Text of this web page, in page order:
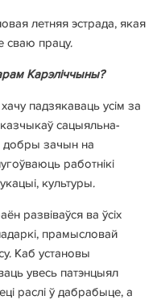
летняя эстрада, якая
сваю працу.
Карэліччыны?
падзякаваць усім за
сацыяльна-
добры зачын на
работнікі
культуры.
развіваўся ва ўсіх
прамысловай
Каб установы
увесь патэнцыял
раслі ў дабрабыце, а